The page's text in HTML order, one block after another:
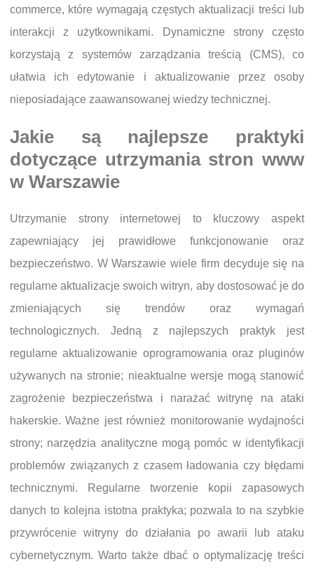
commerce, które wymagają częstych aktualizacji treści lub
interakcji z użytkownikami. Dynamiczne strony często
korzystają z systemów zarządzania treścią (CMS), co
ułatwia ich edytowanie i aktualizowanie przez osoby
nieposiadające zaawansowanej wiedzy technicznej.
Jakie są najlepsze praktyki
dotyczące utrzymania stron www
w Warszawie
Utrzymanie strony internetowej to kluczowy aspekt
zapewniający jej prawidłowe funkcjonowanie oraz
bezpieczeństwo. W Warszawie wiele firm decyduje się na
regularne aktualizacje swoich witryn, aby dostosować je do
zmieniających się trendów oraz wymagań
technologicznych. Jedną z najlepszych praktyk jest
regularne aktualizowanie oprogramowania oraz pluginów
używanych na stronie; nieaktualne wersje mogą stanowić
zagrożenie bezpieczeństwa i narażać witrynę na ataki
hakerskie. Ważne jest również monitorowanie wydajności
strony; narzędzia analityczne mogą pomóc w identyfikacji
problemów związanych z czasem ładowania czy błędami
technicznymi. Regularne tworzenie kopii zapasowych
danych to kolejna istotna praktyka; pozwala to na szybkie
przywrócenie witryny do działania po awarii lub ataku
cybernetycznym. Warto także dbać o optymalizację treści